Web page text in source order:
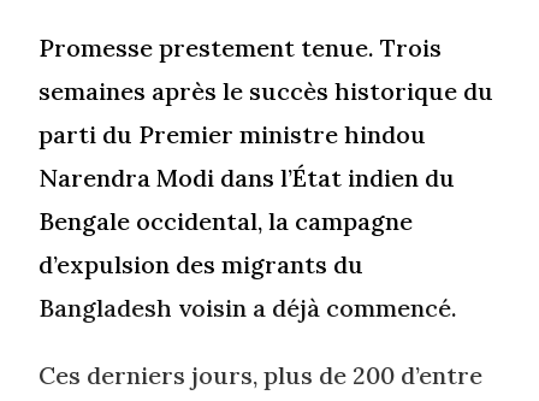
Promesse prestement tenue. Trois
semaines après le succès historique du
parti du Premier ministre hindou
Narendra Modi dans l’État indien du
Bengale occidental, la campagne
d’expulsion des migrants du
Bangladesh voisin a déjà commencé.
Ces derniers jours, plus de 200 d’entre